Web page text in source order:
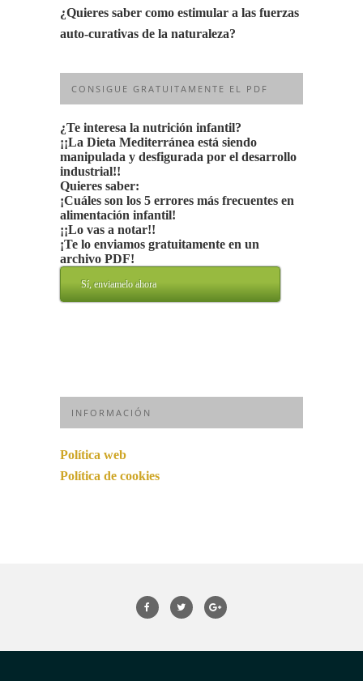
¿Quieres saber como estimular a las fuerzas
auto-curativas de la naturaleza?
CONSIGUE GRATUITAMENTE EL PDF
¿Te interesa la nutrición infantil?
¡¡La Dieta Mediterránea está siendo
manipulada y desfigurada por el desarrollo
industrial!!
Quieres saber:
¡Cuáles son los 5 errores más frecuentes en
alimentación infantil!
¡¡Lo vas a notar!!
¡Te lo enviamos gratuitamente en un
archivo PDF!
Sí, enviamelo ahora
INFORMACIÓN
Política web
Política de cookies